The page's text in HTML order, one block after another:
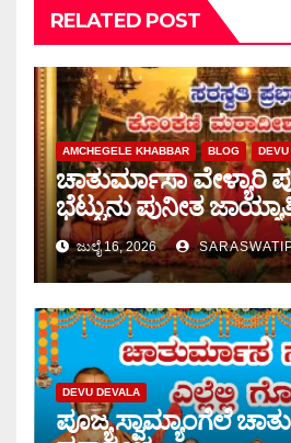
RELATED POST
AMCHEGELE KHABBAR BLOG
ಚಾತುರ್ಮಾಸಾ ವೇಳ್ಯಾರಿ
ಭೆಟ್ಟುನು ಪುನೀತ
ಜುಲೈ 16, 2026
DEVU DEVALA
ಪೂಜ್ಯ ಸ್ವಾಮ್ಯಾಂಗೆಲೆ